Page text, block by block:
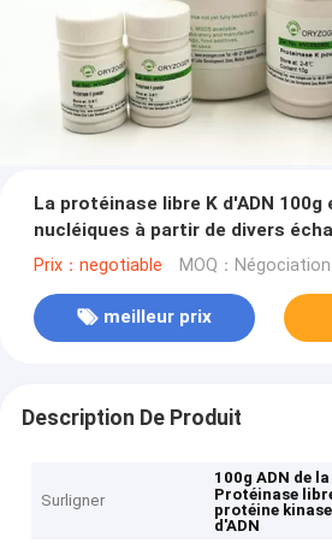
La protéinase libre K d'ADN
nucléiques à partir de divers
biologiques
Prix：negotiable MOQ：Négociation
meilleur prix
Description De Produit
Surligner
100g ADN de
Protéinase
protéine
d'ADN